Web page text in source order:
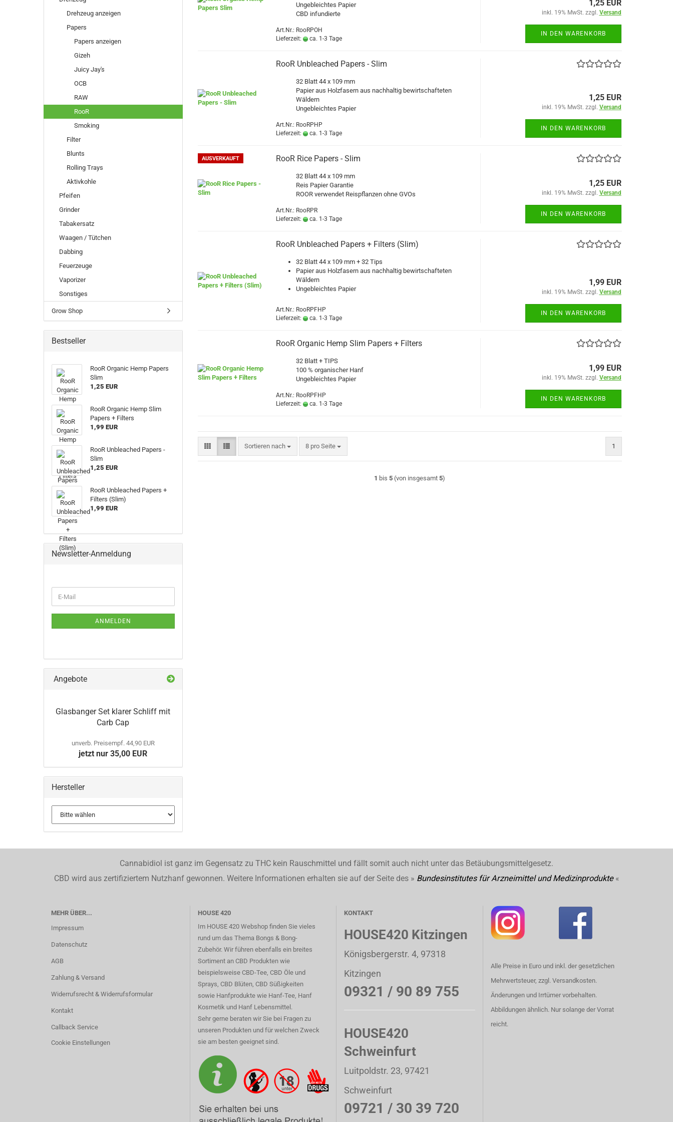
Ungebleichtes Papier
CBD infundierte
Art.Nr.: RooRPOH
Lieferzeit:
ca. 1-3 Tage
1,25 EUR
inkl. 19% MwSt. zzgl. Versand
IN DEN WARENKORB
RooR Unbleached Papers - Slim
32 Blatt 44 x 109 mm
Papier aus Holzfasern aus nachhaltig bewirtschafteten
Wäldern
Ungebleichtes Papier
Art.Nr.: RooRPHP
Lieferzeit:
ca. 1-3 Tage
1,25 EUR
inkl. 19% MwSt. zzgl. Versand
IN DEN WARENKORB
AUSVERKAUFT RooR Rice Papers - Slim
32 Blatt 44 x 109 mm
Reis Papier Garantie
ROOR verwendet Reispflanzen ohne GVOs
Art.Nr.: RooRPR
Lieferzeit:
ca. 1-3 Tage
1,25 EUR
inkl. 19% MwSt. zzgl. Versand
IN DEN WARENKORB
RooR Unbleached Papers + Filters (Slim)
32 Blatt 44 x 109 mm + 32 Tips
Papier aus Holzfasern aus nachhaltig bewirtschafteten
Wäldern
Ungebleichtes Papier
Art.Nr.: RooRPFHP
Lieferzeit:
ca. 1-3 Tage
1,99 EUR
inkl. 19% MwSt. zzgl. Versand
IN DEN WARENKORB
RooR Organic Hemp Slim Papers + Filters
32 Blatt + TIPS
100 % organischer Hanf
Ungebleichtes Papier
Art.Nr.: RooRPFHP
Lieferzeit:
ca. 1-3 Tage
1,99 EUR
inkl. 19% MwSt. zzgl. Versand
IN DEN WARENKORB
Sortieren nach
Sortieren nach 8 pro Seite
pro Seite 1
1 bis5 (von insgesamt5)
Drehzeug anzeigen
Papers
Papers anzeigen
Gizeh
Juicy Jay's
OCB
RAW
RooR
Smoking
Filter
Blunts
Rolling Trays
Aktivkohle
Pfeifen
Grinder
Tabakersatz
Waagen / Tütchen
Dabbing
Feuerzeuge
Vaporizer
Sonstiges
Grow Shop
Bestseller
RooR Organic Hemp Papers
Slim
1,25 EUR
RooR Organic Hemp Slim
Papers + Filters
1,99 EUR
RooR Unbleached Papers -
Slim
1,25 EUR
RooR Unbleached Papers +
Filters (Slim)
1,99 EUR
Newsletter-Anmeldung
ZUR
E-
Mail
ANMELDEN
Angebote
Glasbanger Set klarer Schliff mit
Carb Cap
unverb. Preisempf. 44,90 EUR
jetzt nur 35,00 EUR
Hersteller
Cannabidiol ist ganz im Gegensatz zu THC kein Rauschmittel und fällt somit auch nicht unter das Betäubungsmittelgesetz.
CBD wird aus zertifiziertem Nutzhanf gewonnen. Weitere Informationen erhalten sie auf der Seite des » Bundesinstitutes für Arzneimittel und Medizinprodukte«
MEHR ÜBER...
Impressum
Datenschutz
AGB
Zahlung & Versand
Widerrufsrecht & Widerrufsformular
Kontakt
Callback Service
Cookie Einstellungen
HOUSE 420
Im HOUSE 420 Webshop finden Sie vieles
rund um das Thema Bongs & Bong-
Zubehör. Wir führen ebenfalls ein breites
Sortiment an CBD Produkten wie
beispielsweise CBD-Tee, CBD Öle und
Sprays, CBD Blüten, CBD Süßigkeiten
sowie Hanfprodukte wie Hanf-Tee, Hanf
Kosmetik und Hanf Lebensmittel.
Sehr gerne beraten wir Sie bei Fragen zu
unseren Produkten und für welchen Zweck
sie am besten geeignet sind.
KONTAKT
HOUSE420 Kitzingen
Königsbergerstr. 4, 97318
Kitzingen
09321 / 90 89 755
HOUSE420
Schweinfurt
Luitpoldstr. 23, 97421
Schweinfurt
09721 / 30 39 720
Alle Preise in Euro und inkl. der gesetzlichen
Mehrwertsteuer, zzgl. Versandkosten.
Änderungen und Irrtümer vorbehalten.
Abbildungen ähnlich. Nur solange der Vorrat
reicht.